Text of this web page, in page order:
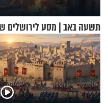
תשעה באב | מסע לירושלים